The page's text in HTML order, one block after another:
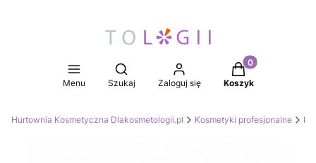
Menu
Otwórz wyszukiwarkę
Szukaj Zaloguj się
Produkty w
Koszyk
Hurtownia Kosmetyczna Dlakosmetologii.pl Kosmetyki profesjonalne